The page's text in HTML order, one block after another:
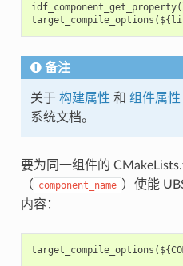
备注
关于 构建属性 和 组件属性
系统文档。
要为同一组件的
（
component_name ）使能
内容：